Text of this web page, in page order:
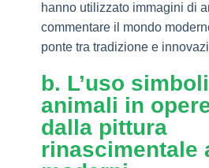
hanno utilizzato immagini di
commentare il mondo
ponte tra tradizione e
b. L’uso
animali in
dalla pittura
rinascimentale